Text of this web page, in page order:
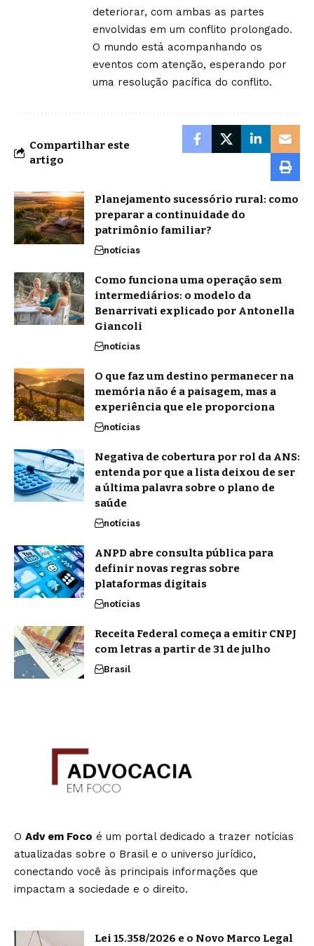
deteriorar, com ambas as partes
envolvidas em um conflito prolongado.
O mundo está acompanhando os
eventos com atenção, esperando por
uma resolução pacífica do conflito.
Compartilhar este
artigo
Planejamento sucessório rural: como
preparar a continuidade do
patrimônio familiar?
notícias
Como funciona uma operação sem
intermediários: o modelo da
Benarrivati explicado por Antonella
Giancoli
notícias
O que faz um destino permanecer na
memória não é a paisagem, mas a
experiência que ele proporciona
notícias
Negativa de cobertura por rol da ANS:
entenda por que a lista deixou de ser
a última palavra sobre o plano de
saúde
notícias
ANPD abre consulta pública para
definir novas regras sobre
plataformas digitais
notícias
Receita Federal começa a emitir CNPJ
com letras a partir de 31 de julho
Brasil
O Adv em Foco é um portal dedicado a trazer notícias
atualizadas sobre o Brasil e o universo jurídico,
conectando você às principais informações que
impactam a sociedade e o direito.
Lei 15.358/2026 e o Novo Marco Legal